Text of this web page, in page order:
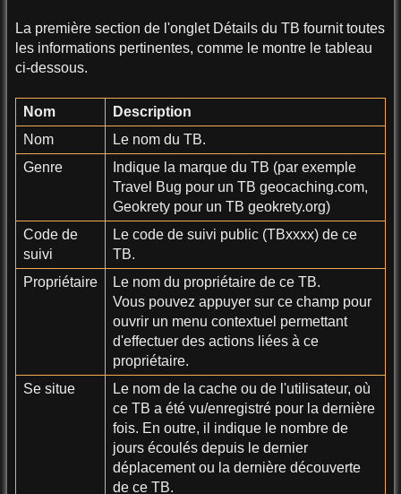
La première section de l'onglet Détails du TB fournit toutes
les informations pertinentes, comme le montre le tableau
ci-dessous.
Nom
Description
Nom
Le nom du TB.
Genre
Indique la marque du TB (par exemple
Travel Bug pour un TB geocaching.com,
Geokrety pour un TB geokrety.org)
Code de
suivi
Le code de suivi public (TBxxxx) de ce
TB.
Propriétaire
Le nom du propriétaire de ce TB.
Vous pouvez appuyer sur ce champ pour
ouvrir un menu contextuel permettant
d'effectuer des actions liées à ce
propriétaire.
Se situe
Le nom de la cache ou de l'utilisateur, où
ce TB a été vu/enregistré pour la dernière
fois. En outre, il indique le nombre de
jours écoulés depuis le dernier
déplacement ou la dernière découverte
de ce TB.